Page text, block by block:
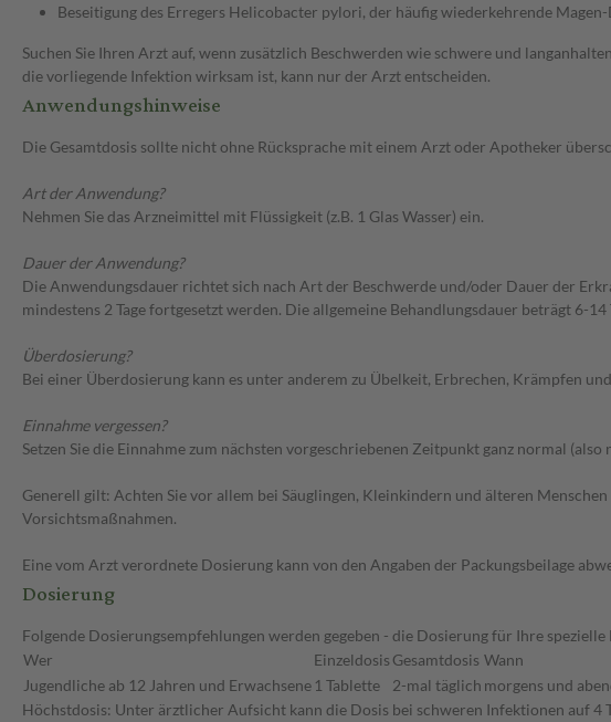
Beseitigung des Erregers Helicobacter pylori, der häufig wiederkehrende
Suchen Sie Ihren Arzt auf, wenn zusätzlich Beschwerden wie schwere und
die vorliegende Infektion wirksam ist, kann nur der Arzt entscheiden.
Anwendungshinweise
Die Gesamtdosis sollte nicht ohne Rücksprache mit einem Arzt oder Apotheker
Art der Anwendung?
Nehmen Sie das Arzneimittel mit Flüssigkeit (z.B. 1 Glas Wasser) ein.
Dauer der Anwendung?
Die Anwendungsdauer richtet sich nach Art der Beschwerde und/oder Dauer der
mindestens 2 Tage fortgesetzt werden. Die allgemeine Behandlungsdauer beträgt 6-
Überdosierung?
Bei einer Überdosierung kann es unter anderem zu Übelkeit, Erbrechen, Krämpfen
Einnahme vergessen?
Setzen Sie die Einnahme zum nächsten vorgeschriebenen Zeitpunkt ganz normal
Generell gilt: Achten Sie vor allem bei Säuglingen, Kleinkindern und älteren
Vorsichtsmaßnahmen.
Eine vom Arzt verordnete Dosierung kann von den Angaben der Packungsbeilage
Dosierung
Folgende Dosierungsempfehlungen werden gegeben - die Dosierung für Ihre
Wer
Einzeldosis Gesamtdosis Wann
Jugendliche ab 12 Jahren und Erwachsene 1 Tablette 2-mal täglich morgens und
Höchstdosis: Unter ärztlicher Aufsicht kann die Dosis bei schweren Infektionen auf